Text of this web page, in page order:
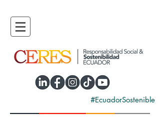
#EcuadorSostenible